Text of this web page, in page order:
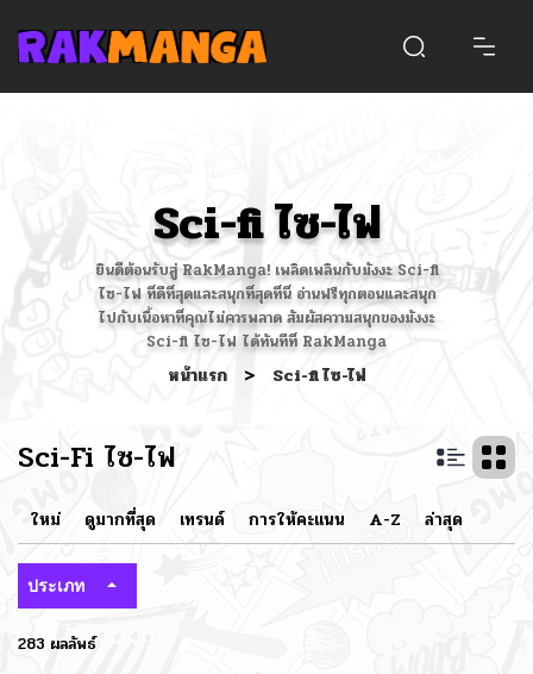
Sci-fi ไซ-ไฟ
ยินดีต้อนรับสู่ RakManga! เพลิดเพลินกับมังงะ Sci-fi
ไซ-ไฟ ที่ดีที่สุดและสนุกที่สุดที่นี่ อ่านฟรีทุกตอนและสนุก
ไปกับเนื้อหาที่คุณไม่ควรพลาด สัมผัสความสนุกของมังงะ
Sci-fi ไซ-ไฟ ได้ทันทีที่ RakManga
หน้าแรก > Sci-fi ไซ-ไฟ
Sci-Fi ไซ-ไฟ
ใหม่ ดูมากที่สุด เทรนด์ การให้คะแนน A-Z ล่าสุด
ประเภท
283 ผลลัพธ์